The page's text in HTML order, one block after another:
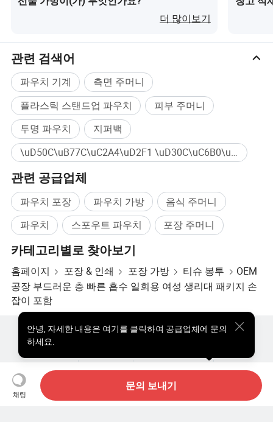
더 많이보기
관련 검색어
파우치 기계
측면 주머니
플라스틱 스탠드업 파우치
피부 주머니
투명 파우치
지퍼백
\uD50C\uB77C\uC2A4\uD2F1 \uD30C\uC6B0\uCE58 대량구매
관련 공급업체
파우치 포장 파우치 가방
음식 주머니
파우치
스포우트 파우치 포장 주머니
카테고리별로 찾아보기
홈페이지 포장 & 인쇄 포장 가방 티슈 봉투
OEM
공장 부드러운 층 빠른 흡수 일회용 여성 생리대 패키지 손
잡이 포함
채팅
문의 보내기
안녕, 자세한 내용은 여기를 클릭하여 공급업체에 문의
하세요.
핫한 제품 핫 제품 가격 도매 핫 제품
스타 바이어
우리에 대하여
사용자 약관 개인정보 보호정책
연락하다
Copyright © 2026 Focus Technology Co., Ltd. All Rights Reserved